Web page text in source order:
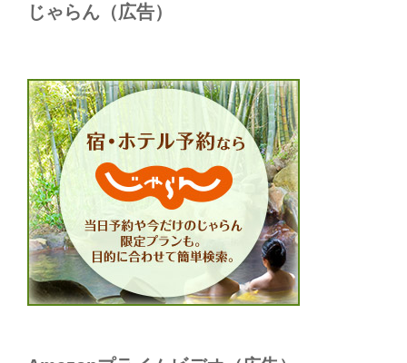
じゃらん（広告）